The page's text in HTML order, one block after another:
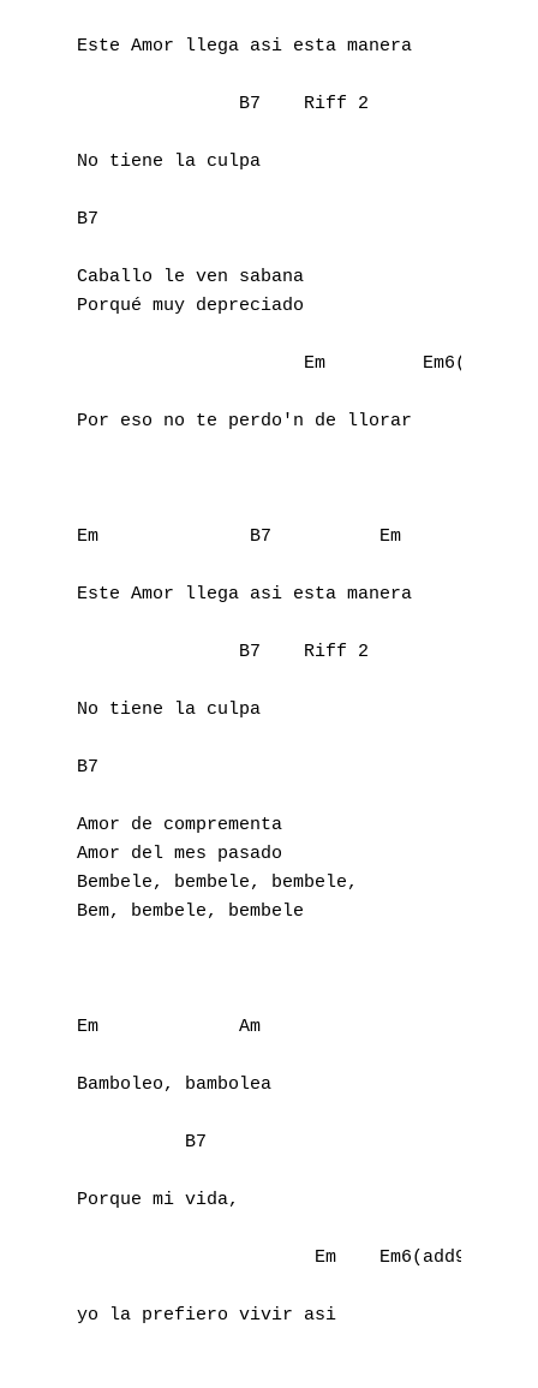
Este Amor llega asi esta manera
               B7    Riff 2
No tiene la culpa
B7
Caballo le ven sabana
Porqué muy depreciado
Em         Em6(add9)
Por eso no te perdo'n de llorar
Em              B7          Em
Este Amor llega asi esta manera
               B7    Riff 2
No tiene la culpa
B7
Amor de comprementa
Amor del mes pasado
Bembele, bembele, bembele,
Bem, bembele, bembele
Em             Am
Bamboleo, bambolea
          B7
Porque mi vida,
                      Em    Em6(add9)
yo la prefiero vivir asi
A
E
L
M